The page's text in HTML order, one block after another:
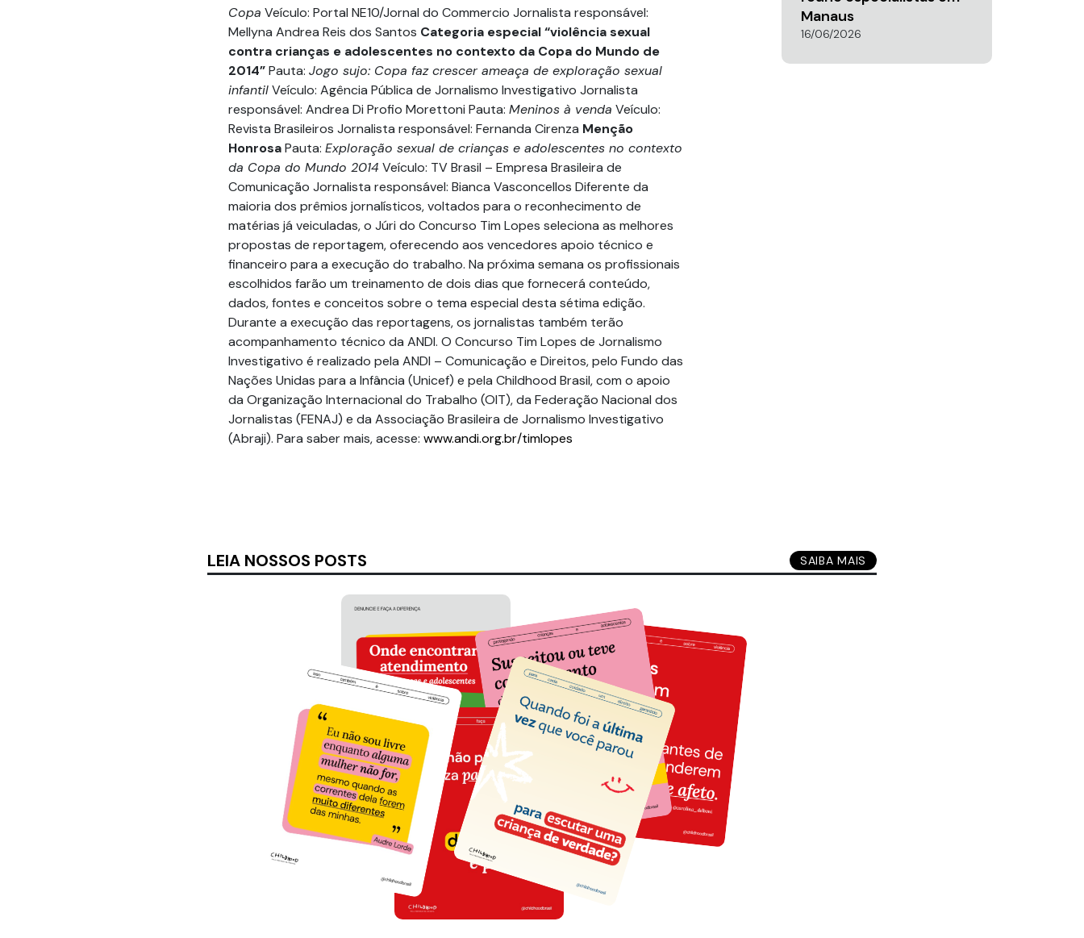
Copa Veículo: Portal NE10/Jornal do Commercio Jornalista responsável:
Mellyna Andrea Reis dos Santos Categoria especial “violência sexual
contra crianças e adolescentes no contexto da Copa do Mundo de
2014”Pauta: Jogo sujo: Copa faz crescer ameaça de exploração sexual
infantilVeículo: Agência Pública de Jornalismo Investigativo Jornalista
responsável: Andrea Di Profio Morettoni Pauta: Meninos à venda Veículo:
Revista Brasileiros Jornalista responsável: Fernanda Cirenza Menção
HonrosaPauta: Exploração sexual de crianças e adolescentes no contexto
da Copa do Mundo 2014 Veículo: TV Brasil – Empresa Brasileira de
Comunicação Jornalista responsável: Bianca Vasconcellos Diferente da
maioria dos prêmios jornalísticos, voltados para o reconhecimento de
matérias já veiculadas, o Júri do Concurso Tim Lopes seleciona as melhores
propostas de reportagem, oferecendo aos vencedores apoio técnico e
financeiro para a execução do trabalho. Na próxima semana os profissionais
escolhidos farão um treinamento de dois dias que fornecerá conteúdo,
dados, fontes e conceitos sobre o tema especial desta sétima edição.
Durante a execução das reportagens, os jornalistas também terão
acompanhamento técnico da ANDI. O Concurso Tim Lopes de Jornalismo
Investigativo é realizado pela ANDI – Comunicação e Direitos, pelo Fundo das
Nações Unidas para a Infância (Unicef) e pela Childhood Brasil, com o apoio
da Organização Internacional do Trabalho (OIT), da Federação Nacional dos
Jornalistas (FENAJ) e da Associação Brasileira de Jornalismo Investigativo
(Abraji). Para saber mais, acesse: www.andi.org.br/timlopes
Manaus
16/06/2026
LEIA NOSSOS POSTS SAIBA MAIS